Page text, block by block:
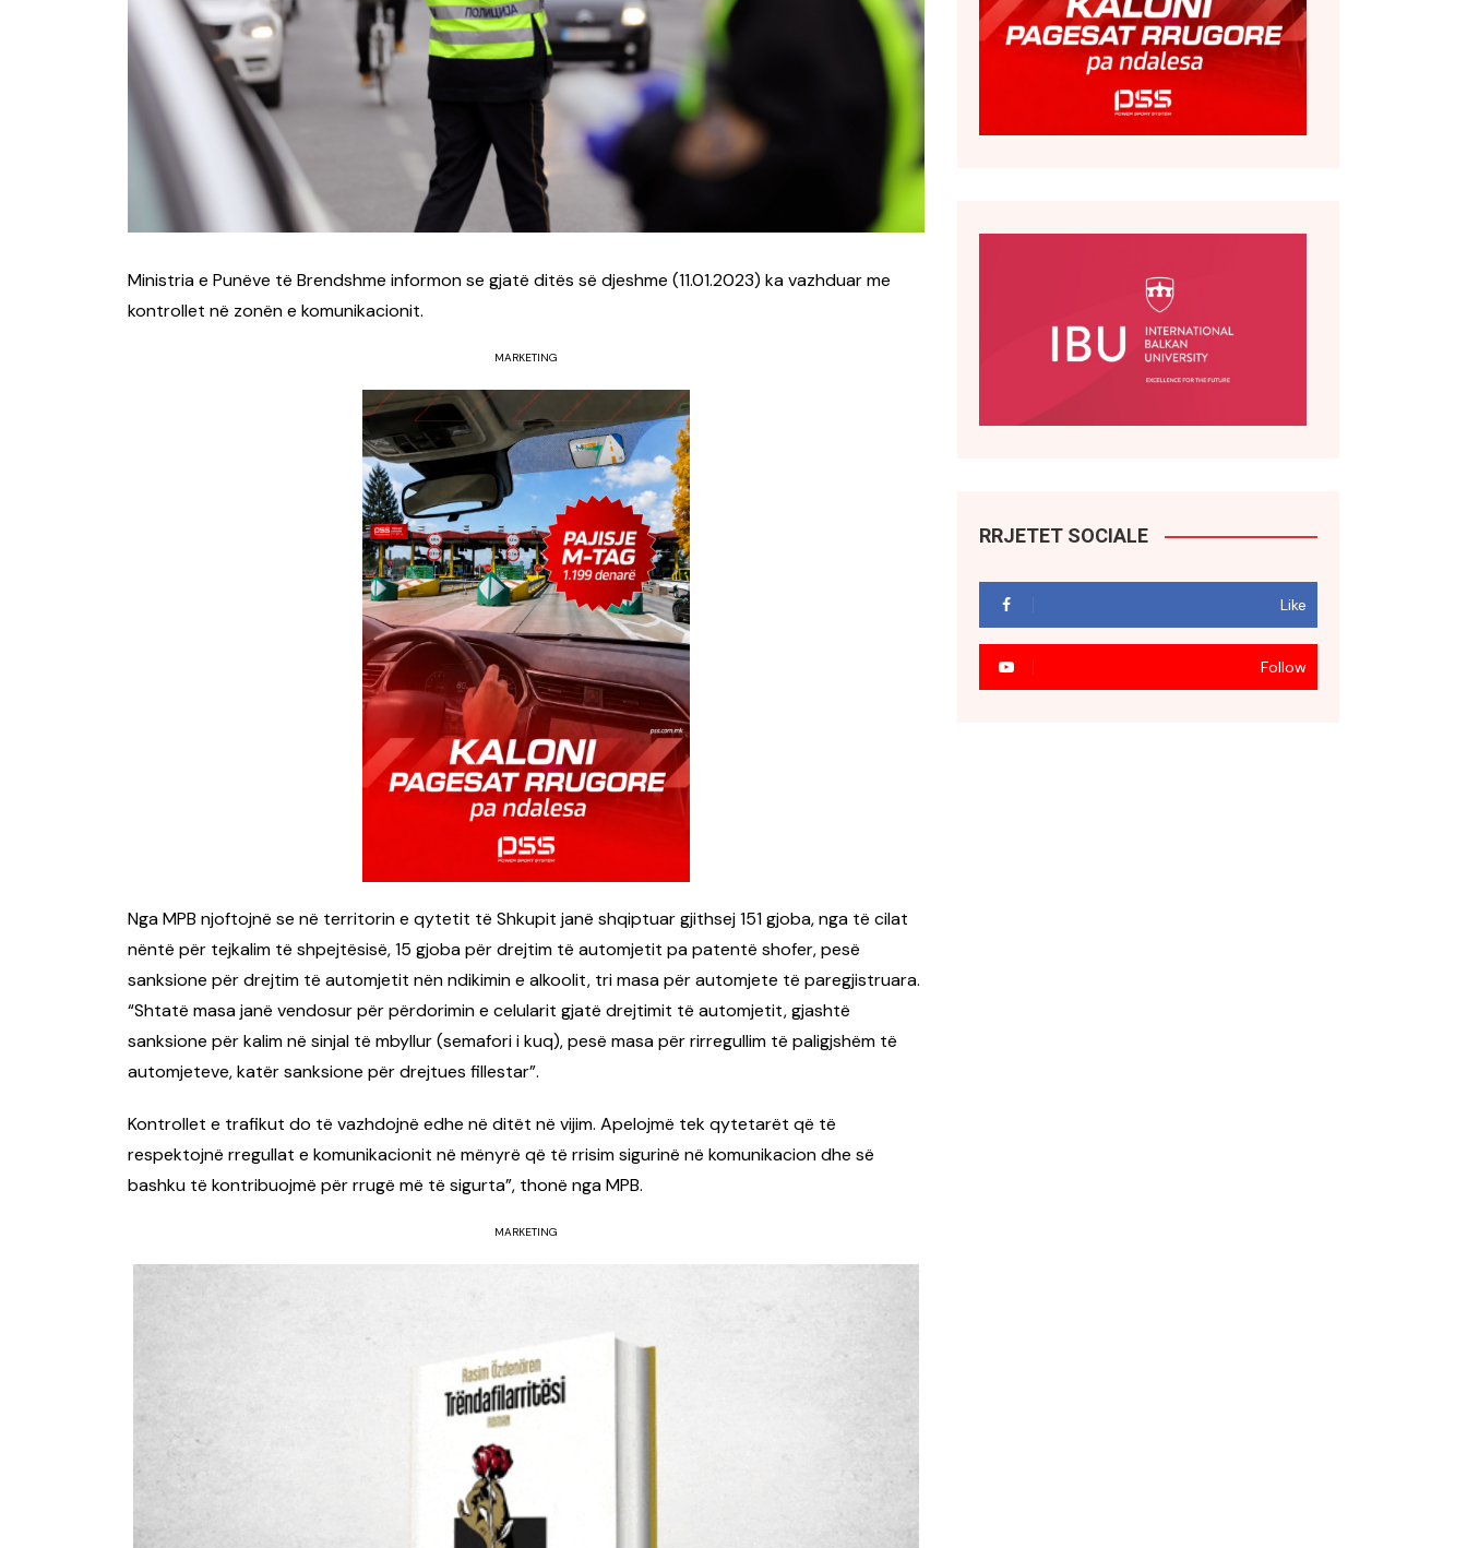
Ministria e Punëve të Brendshme informon se gjatë ditës së djeshme (11.01.2023) ka vazhduar me
kontrollet në zonën e komunikacionit.
MARKETING
Nga MPB njoftojnë se në territorin e qytetit të Shkupit janë shqiptuar gjithsej 151 gjoba, nga të cilat
nëntë për tejkalim të shpejtësisë, 15 gjoba për drejtim të automjetit pa patentë shofer, pesë
sanksione për drejtim të automjetit nën ndikimin e alkoolit, tri masa për automjete të paregjistruara.
“Shtatë masa janë vendosur për përdorimin e celularit gjatë drejtimit të automjetit, gjashtë
sanksione për kalim në sinjal të mbyllur (semafori i kuq), pesë masa për rirregullim të paligjshëm të
automjeteve, katër sanksione për drejtues fillestar”.
Kontrollet e trafikut do të vazhdojnë edhe në ditët në vijim. Apelojmë tek qytetarët që të
respektojnë rregullat e komunikacionit në mënyrë që të rrisim sigurinë në komunikacion dhe së
bashku të kontribuojmë për rrugë më të sigurta”, thonë nga MPB.
MARKETING
RRJETET SOCIALE
Like
Follow